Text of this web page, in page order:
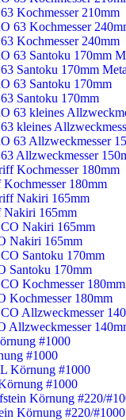
Kochmesser 210mm
Kochmesser 240mm
Santoku 170mm
Santoku 170mm
kleines
Allzweckmesser
180mm
Nakiri 165mm
Nakiri 165mm
Santoku 170mm
Kochmesser 180mm
Allzweckmesser
#1000
#1000
Körnung #220/#1000